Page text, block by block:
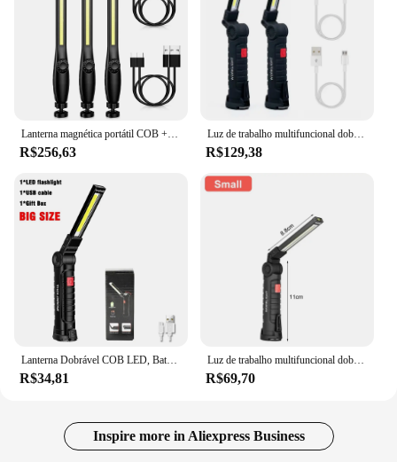
Lanterna magnética portátil COB + LED, tocha recarregável USB, luz de inspeção da lanterna, camping, lâmpada de reparo do carro, pacote 1-5
R$256,63
Luz de trabalho multifuncional dobrável, luz de acampamento portátil, lanterna recarregável USB com bateria embutida, lâmpada magnética, 2024
R$129,38
R$34,81
Luz de trabalho multifuncional dobrável, luz de acampamento portátil, lanterna recarregável USB com bateria embutida, lâmpada magnética
R$69,70
Inspire more in Aliexpress Business